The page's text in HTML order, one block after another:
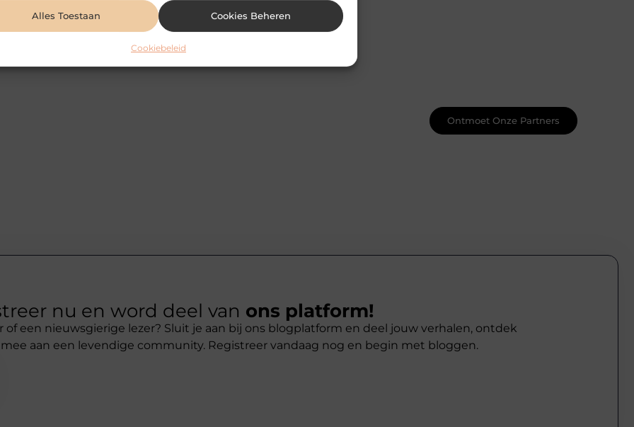
Alles Toestaan Cookies Beheren
Cookiebeleid
Ontmoet Onze Partners
nu en word deel van ons platform!
of een nieuwsgierige lezer? Sluit je aan bij ons blogplatform en deel jouw verhalen, ontdek
aan een levendige community. Registreer vandaag nog en begin met bloggen.